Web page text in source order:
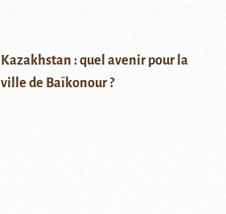
Kazakhstan : quel avenir pour la
ville de Baïkonour ?